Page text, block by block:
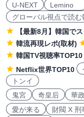
U-NEXT
Lemino
グローバル視点で読む
【最新8月】韓国で
韓流再現レポ(取材)
韓国TV視聴率TOP10
Netflix世界TOP10
トンイ
鬼宮
奇皇后 華政
愛が来る
財閥 X 刑